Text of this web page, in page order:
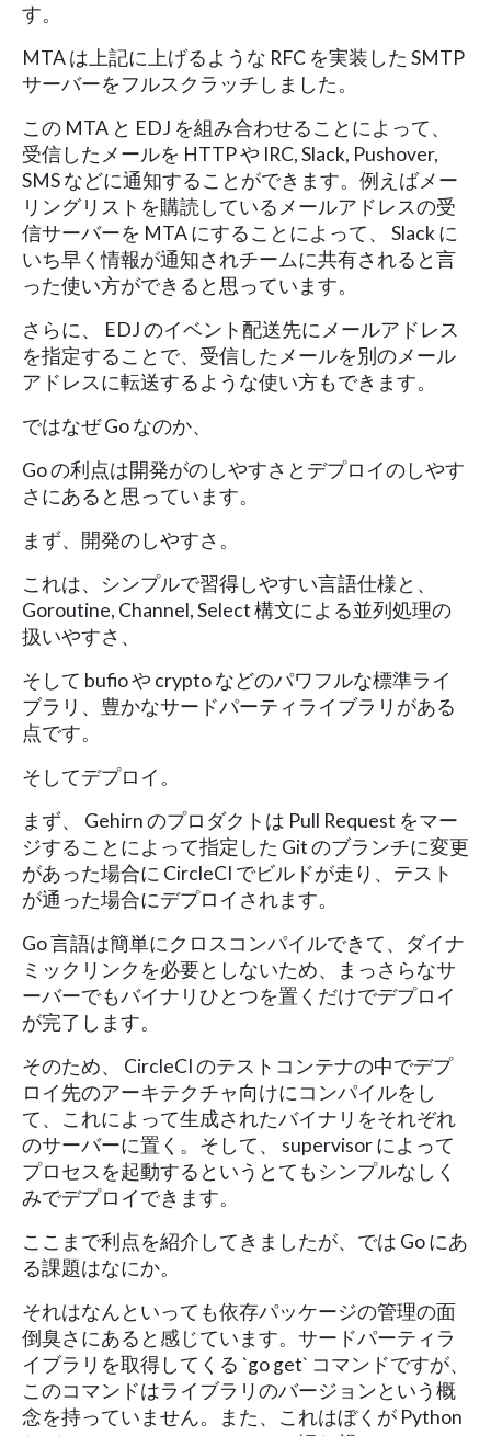
す。
MTA は上記に上げるような RFC を実装した SMTP
サーバーをフルスクラッチしました。
この MTA と EDJ を組み合わせることによって、
受信したメールを HTTP や IRC, Slack, Pushover,
SMS などに通知することができます。例えばメー
リングリストを購読しているメールアドレスの受
信サーバーを MTA にすることによって、 Slack に
いち早く情報が通知されチームに共有されると言
った使い方ができると思っています。
さらに、 EDJ のイベント配送先にメールアドレス
を指定することで、受信したメールを別のメール
アドレスに転送するような使い方もできます。
ではなぜ Go なのか、
Go の利点は開発がのしやすさとデプロイのしやす
さにあると思っています。
まず、開発のしやすさ。
これは、シンプルで習得しやすい言語仕様と、
Goroutine, Channel, Select 構文による並列処理の
扱いやすさ、
そして bufio や crypto などのパワフルな標準ライ
ブラリ、豊かなサードパーティライブラリがある
点です。
そしてデプロイ。
まず、 Gehirn のプロダクトは Pull Request をマー
ジすることによって指定した Git のブランチに変更
があった場合に CircleCI でビルドが走り、テスト
が通った場合にデプロイされます。
Go 言語は簡単にクロスコンパイルできて、ダイナ
ミックリンクを必要としないため、まっさらなサ
ーバーでもバイナリひとつを置くだけでデプロイ
が完了します。
そのため、 CircleCI のテストコンテナの中でデプ
ロイ先のアーキテクチャ向けにコンパイルをし
て、これによって生成されたバイナリをそれぞれ
のサーバーに置く。そして、 supervisor によって
プロセスを起動するというとてもシンプルなしく
みでデプロイできます。
ここまで利点を紹介してきましたが、では Go にあ
る課題はなにか。
それはなんといっても依存パッケージの管理の面
倒臭さにあると感じています。サードパーティラ
イブラリを取得してくる `go get` コマンドですが、
このコマンドはライブラリのバージョンという概
念を持っていません。また、これはぼくが Python